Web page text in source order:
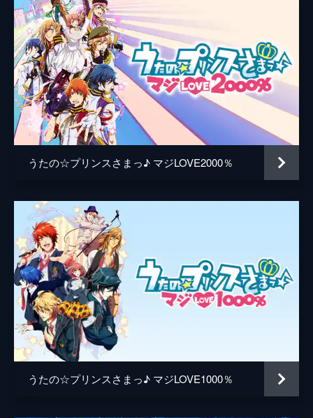
うたの☆プリンスさまっ♪ マジLOVE2000％
うたの☆プリンスさまっ♪ マジLOVE1000％